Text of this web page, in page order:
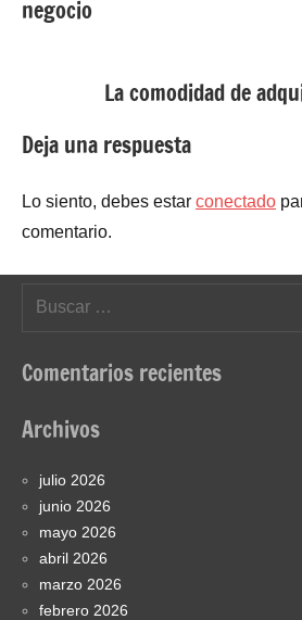
entradas
negocio
La comodidad de
Deja una respuesta
Lo siento, debes estar conectado
comentario.
Comentarios recientes
Archivos
julio 2026
junio 2026
mayo 2026
abril 2026
marzo 2026
febrero 2026